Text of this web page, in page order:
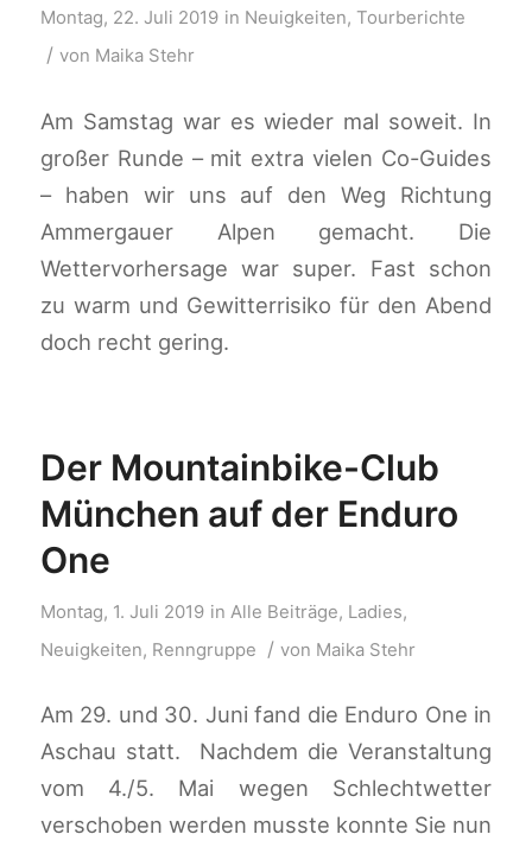
Montag, 22. Juli 2019 in Neuigkeiten, Tourberichte
/ von Maika Stehr
Am Samstag war es wieder mal soweit. In
großer Runde – mit extra vielen Co-Guides
– haben wir uns auf den Weg Richtung
Ammergauer Alpen gemacht. Die
Wettervorhersage war super. Fast schon
zu warm und Gewitterrisiko für den Abend
doch recht gering.
Der Mountainbike-Club
München auf der Enduro
One
Montag, 1. Juli 2019 in Alle Beiträge, Ladies,
Neuigkeiten, Renngruppe / von Maika Stehr
Am 29. und 30. Juni fand die Enduro One in
Aschau statt. Nachdem die Veranstaltung
vom 4./5. Mai wegen Schlechtwetter
verschoben werden musste konnte Sie nun